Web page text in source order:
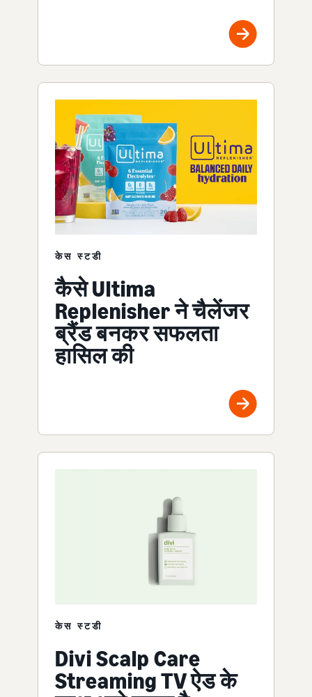
केस स्टडी
कैसे Ultima
Replenisher ने चैलेंजर
ब्रैंड बनकर सफलता
हासिल की
केस स्टडी
Divi Scalp Care
Streaming TV ऐड के